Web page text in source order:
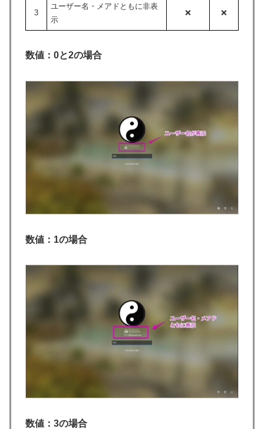
3
ユーザー名・メアドともに非表
示
❌ ❌
数値：0と2の場合
数値：1の場合
数値：3の場合